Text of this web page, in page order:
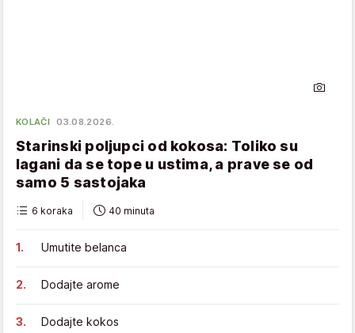
KOLAČI 03.08.2026.
Starinski poljupci od kokosa: Toliko su
lagani da se tope u ustima, a prave se od
samo 5 sastojaka
6 koraka 40 minuta
Umutite belanca
Dodajte arome
Dodajte kokos